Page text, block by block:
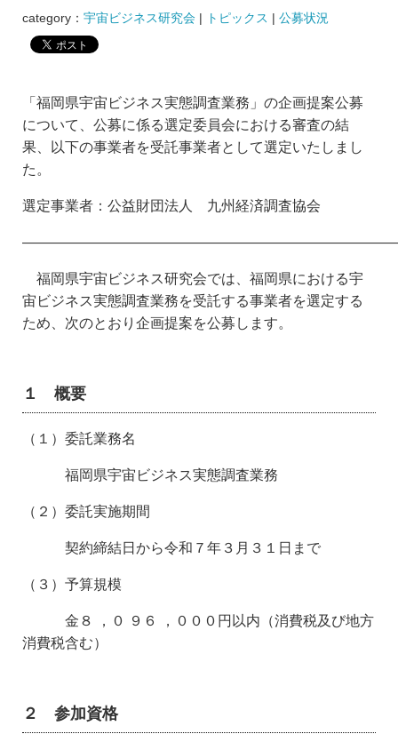
category： 宇宙ビジネス研究会 | トピックス | 公募状況
「福岡県宇宙ビジネス実態調査業務」の企画提案公募
について、公募に係る選定委員会における審査の結
果、以下の事業者を受託事業者として選定いたしまし
た。
選定事業者：公益財団法人 九州経済調査協会
福岡県宇宙ビジネス研究会では、福岡県における宇
宙ビジネス実態調査業務を受託する事業者を選定する
ため、次のとおり企画提案を公募します。
１ 概要
（１）委託業務名
福岡県宇宙ビジネス実態調査業務
（２）委託実施期間
契約締結日から令和７年３月３１日まで
（３）予算規模
金８ ，０ ９６ ，０００円以内（消費税及び地方
消費税含む）
２ 参加資格